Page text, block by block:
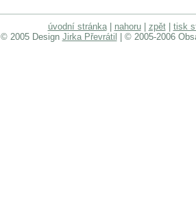
úvodní stránka| nahoru| zpět| tisk
© 2005 Design Jirka Převrátil | © 2005-2006